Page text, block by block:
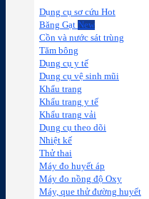
Dụng cụ sơ cứu
Băng Gạt
Cồn và nước sát trùng
Tăm bông
Dụng cụ y tế
Dụng cụ vệ sinh mũi
Khẩu trang
Khẩu trang y tế
Khẩu trang vải
Dụng cụ theo dõi
Nhiệt kế
Thử thai
Máy đo huyết áp
Máy đo nồng độ Oxy
Máy, que thử đường huyết